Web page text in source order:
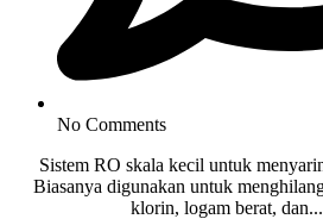
No Comments
Sistem RO skala kecil untuk
Biasanya digunakan untuk
klorin, logam berat,